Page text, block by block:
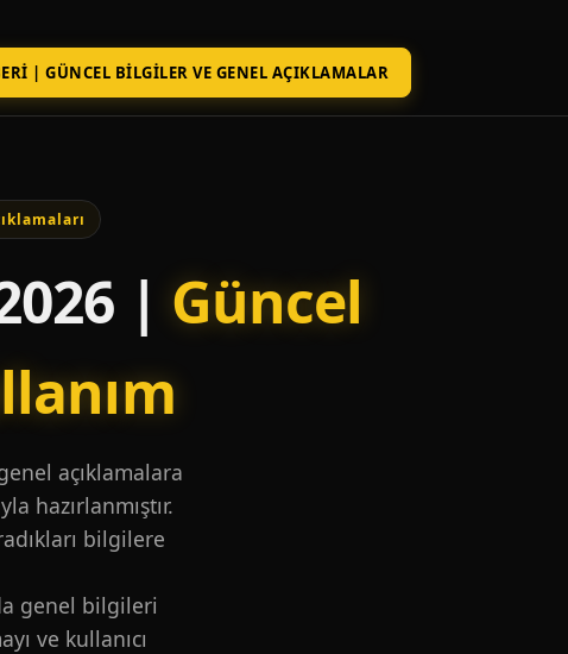
| GÜNCEL BILGILER VE GENEL AÇIKLAMALAR
| Güncel
açıklamalara
hazırlanmıştır.
bilgilere
genel bilgileri
ve kullanıcı